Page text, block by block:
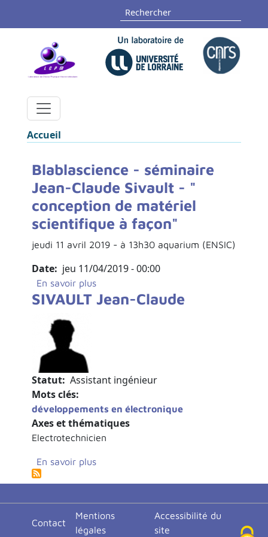
Aller au contenu principalRechercher
Fil d'Ariane
Accueil
Blablascience - séminaire
Jean-Claude Sivault - "
conception de matériel
scientifique à façon"
jeudi 11 avril 2019 - à 13h30 aquarium (ENSIC)
Date jeu 11/04/2019 - 00:00
En savoir plussur Blablascience - séminaire Jean-
SIVAULT Jean-Claude
Statut
Assistant ingénieur
Mots clés
développements en électronique
Axes et thématiques
Electrotechnicien
En savoir plussur SIVAULT Jean-Claude
Contact
Mentions
légales
Accessibilité du
site
Panneau de gestion des cookies